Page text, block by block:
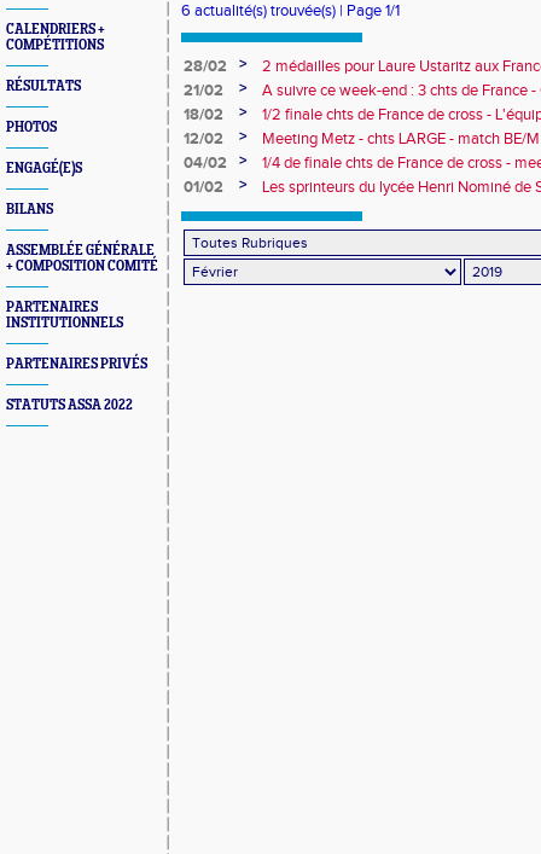
CALENDRIERS +
COMPÉTITIONS
RÉSULTATS
PHOTOS
ENGAGÉ(E)S
BILANS
ASSEMBLÉE GÉNÉRALE
+ COMPOSITION COMITÉ
PARTENAIRES
INSTITUTIONNELS
PARTENAIRES PRIVÉS
STATUTS ASSA 2022
6 actualité(s) trouvée(s) | Page 1/1
28/02 >
2 médailles pour Laure Ustaritz aux
cadets/juniors - France lancers longs
21/02 >
A suivre ce week-end : 3 chts de France
Handisport
18/02 >
1/2 finale chts de France de cross -
sacrée championne régionale - chts de
12/02 >
Meeting Metz - chts LARGE - match BE/
04/02
>
1/4 de finale chts de France de cross -
01/02
>
Les sprinteurs du lycée Henri Nominé de